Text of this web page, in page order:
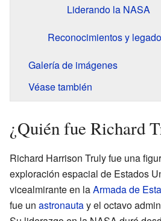
Liderando la NASA
Reconocimientos y legado
Galería de imágenes
Véase también
¿Quién fue Richard
Richard Harrison Truly fue una
exploración espacial de Estados
vicealmirante en laArmada de
fue un astronautay el octavo